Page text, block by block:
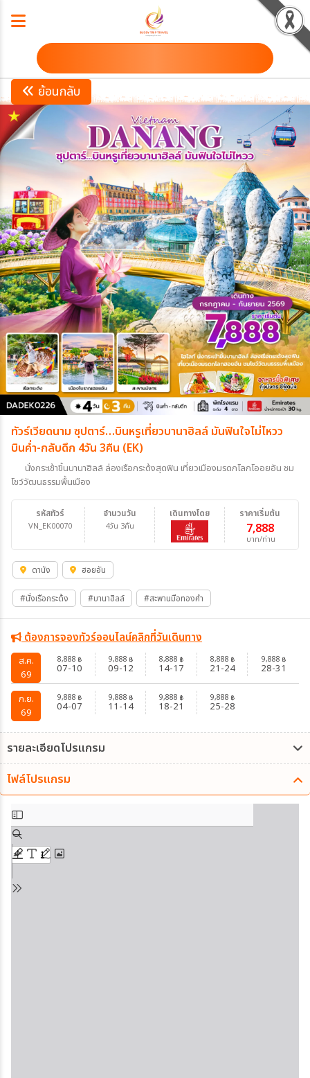
ย้อนกลับ
ทัวร์เวียดนาม ซุปตาร์…บินหรูเที่ยวบานาฮิลล์ มันฟินใจไม่ไหวว
บินค่ำ-กลับดึก 4วัน 3คืน (EK)
นั่งกระเช้าขิ้นบานาฮิลล์ ล่องเรือกระด้งสุดฟิน เที่ยวเมืองมรดกโลกโออยอัน ชม
โชว์วัฒนธรรมพื้นเมือง
รหัสทัวร์
VN_EK00070
จำนวนวัน
4วัน 3คืน
ราคาเริ่มต้น
7,888
บาท/ท่าน
เดินทางโดย
ดานัง ฮอยอัน
#นั่งเรือกระด้ง #บานาฮิลล์ #สะพานมือทองคำ
ต้องการจองทัวร์ออนไลน์คลิกที่วันเดินทาง
ส.ค.
69
8,888 ฿
07-10
9,888 ฿
09-12
8,888 ฿
14-17
8,888 ฿
21-24
9,888 ฿
28-31
ก.ย.
69
9,888 ฿
04-07
9,888 ฿
11-14
9,888 ฿
18-21
9,888 ฿
25-28
รายละเอียดโปรแกรม
ไฟล์โปรแกรม